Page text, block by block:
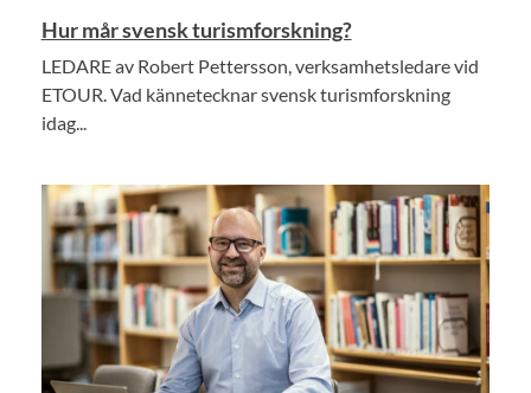
Hur mår svensk turismforskning?
LEDARE av Robert Pettersson, verksamhetsledare vid
ETOUR. Vad kännetecknar svensk turismforskning
idag...